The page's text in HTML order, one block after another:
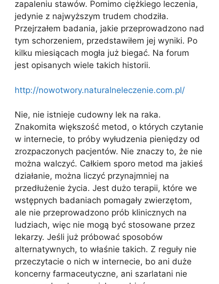
zapaleniu stawów. Pomimo ciężkiego leczenia,
jedynie z najwyższym trudem chodziła.
Przejrzałem badania, jakie przeprowadzono nad
tym schorzeniem, przedstawiłem jej wyniki. Po
kilku miesiącach mogła już biegać. Na forum
jest opisanych wiele takich historii.
http://nowotwory.naturalneleczenie.com.pl/
Nie, nie istnieje cudowny lek na raka.
Znakomita większość metod, o których czytanie
w internecie, to próby wyłudzenia pieniędzy od
zrozpaczonych pacjentów. Nie znaczy to, że nie
można walczyć. Całkiem sporo metod ma jakieś
działanie, można liczyć przynajmniej na
przedłużenie życia. Jest dużo terapii, które we
wstępnych badaniach pomagały zwierzętom,
ale nie przeprowadzono prób klinicznych na
ludziach, więc nie mogą być stosowane przez
lekarzy. Jeśli już próbować sposobów
alternatywnych, to właśnie takich. Z reguły nie
przeczytacie o nich w internecie, bo ani duże
koncerny farmaceutyczne, ani szarlatani nie